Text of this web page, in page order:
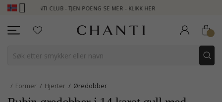
CHANTI CLUB - TJEN POENG SE MER - KLIKK HER
Former Hjerter Øredobber